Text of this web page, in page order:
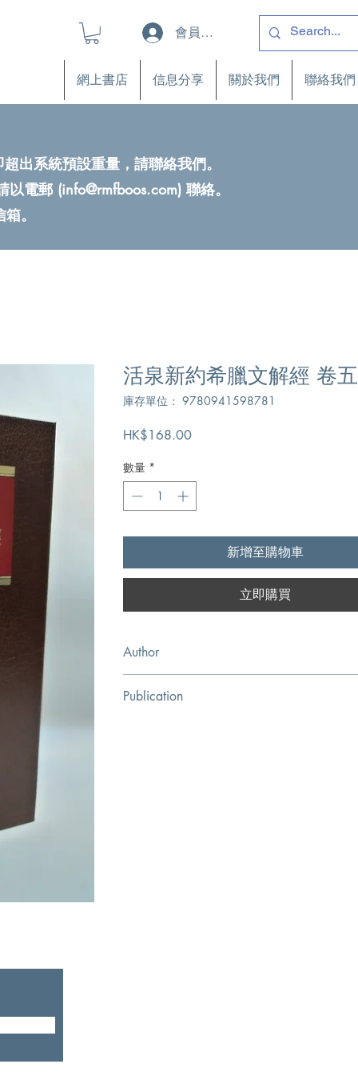
會員登入
網上書店 信息分享 關於我們 聯絡我們
出系統預設重量，請聯絡我們。
以電郵 (info@rmfboos.com) 聯絡。
。
活泉新約希臘文解經 卷五
庫存單位： 9780941598781
HK$168.00價
數量 *
新增至購物車
立即購買
Author
Publication